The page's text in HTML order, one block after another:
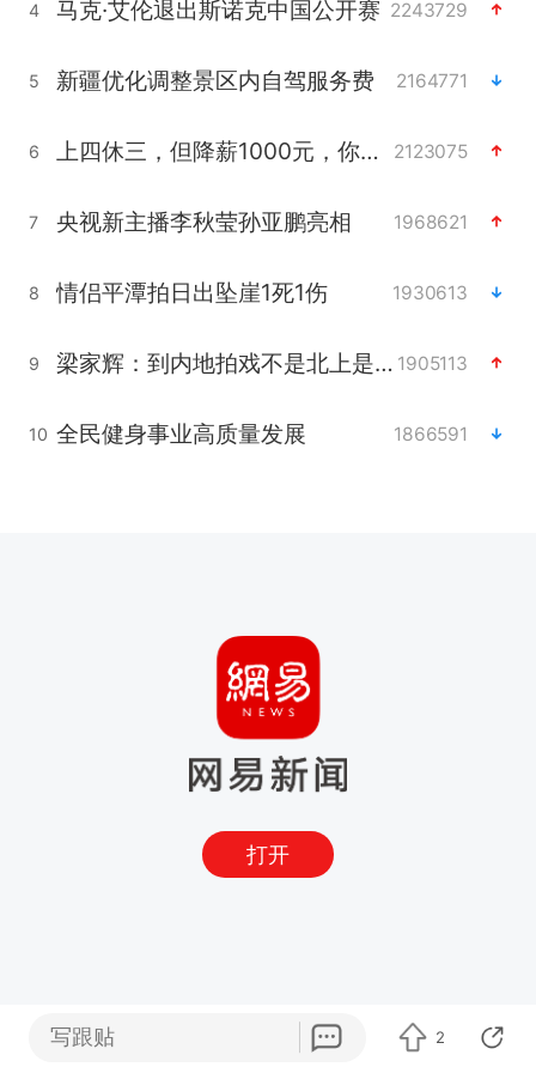
4 马克·艾伦退出斯诺克中国公开赛 2243729
5 新疆优化调整景区内自驾服务费 2164771
6 上四休三，但降薪1000元，你接受吗？ 2123075
7 央视新主播李秋莹孙亚鹏亮相 1968621
8 情侣平潭拍日出坠崖1死1伤 1930613
9 梁家辉：到内地拍戏不是北上是回归 1905113
10 全民健身事业高质量发展 1866591
打开
写跟贴 2